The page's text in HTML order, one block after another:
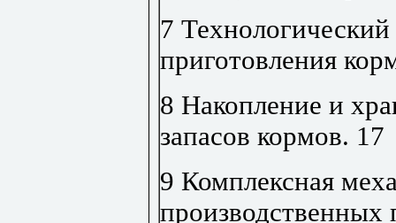
7
приготовления
8 Накопление и
запасов кормов. 17
9 Комплексная
производственных